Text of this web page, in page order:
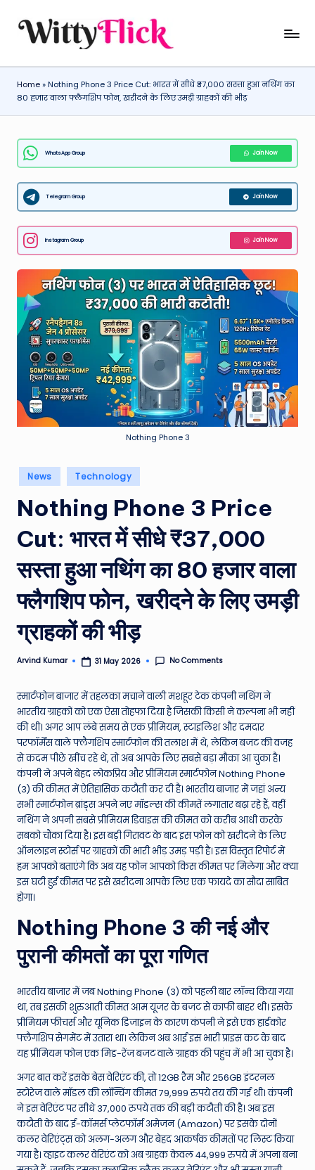
W
it
ty
Fl
ic
k:
L
a
t
e
st
W
e
er
T
e
c
h
M
o
vi
e
e
w
s
A
ro
u
n
d
T
h
e
W
o
rl
d
WittyFlick:
Tech
News
Around
World
Home»Nothing Phone 3 Price Cut: भारत में सीधे ₹37,000 सस्ता हुआ नथिंग का
80 हजार वाला फ्लैगशिप फोन, खरीदने के लिए उमड़ी ग्राहकों की भीड़
WhatsApp Group Join Now
Telegram Group Join Now
Instagram Group Join Now
Nothing Phone 3
Posted
in
News Technology
Nothing Phone 3 Price
Cut: भारत में सीधे ₹37,000
सस्ता हुआ नथिंग का 80 हजार वाला
फ्लैगशिप फोन, खरीदने के लिए उमड़ी
ग्राहकों की भीड़
Posted
Arvind Kumar 31 May 2026 No Comments
स्मार्टफोन बाजार में तहलका मचाने वाली मशहूर टेक कंपनी नथिंग ने
भारतीय ग्राहकों को एक ऐसा तोहफा दिया है जिसकी किसी ने कल्पना भी नहीं
की थी। अगर आप लंबे समय से एक प्रीमियम, स्टाइलिश और दमदार
परफॉर्मेंस वाले फ्लैगशिप स्मार्टफोन की तलाश में थे, लेकिन बजट की वजह
से कदम पीछे खींच रहे थे, तो अब आपके लिए सबसे बड़ा मौका आ चुका है।
कंपनी ने अपने बेहद लोकप्रिय और प्रीमियम स्मार्टफोन Nothing Phone
(3) की कीमत में ऐतिहासिक कटौती कर दी है। भारतीय बाजार में जहां अन्य
सभी स्मार्टफोन ब्रांड्स अपने नए मॉडल्स की कीमतें लगातार बढ़ा रहे हैं, वहीं
नथिंग ने अपनी सबसे प्रीमियम डिवाइस की कीमत को करीब आधी करके
सबको चौंका दिया है। इस बड़ी गिरावट के बाद इस फोन को खरीदने के लिए
ऑनलाइन स्टोर्स पर ग्राहकों की भारी भीड़ उमड़ पड़ी है। इस विस्तृत रिपोर्ट में
हम आपको बताएंगे कि अब यह फोन आपको किस कीमत पर मिलेगा और क्या
इस घटी हुई कीमत पर इसे खरीदना आपके लिए एक फायदे का सौदा साबित
होगा।
Nothing Phone 3 की नई और
पुरानी कीमतों का पूरा गणित
भारतीय बाजार में जब Nothing Phone (3) को पहली बार लॉन्च किया गया
था, तब इसकी शुरुआती कीमत आम यूजर के बजट से काफी बाहर थी। इसके
प्रीमियम फीचर्स और यूनिक डिजाइन के कारण कंपनी ने इसे एक हार्डकोर
फ्लैगशिप सेगमेंट में उतारा था। लेकिन अब आई इस भारी प्राइस कट के बाद
यह प्रीमियम फोन एक मिड-रेंज बजट वाले ग्राहक की पहुंच में भी आ चुका है।
अगर बात करें इसके बेस वेरिएंट की, तो 12GB रैम और 256GB इंटरनल
स्टोरेज वाले मॉडल की लॉन्चिंग कीमत 79,999 रुपये तय की गई थी। कंपनी
ने इस वेरिएंट पर सीधे 37,000 रुपये तक की बड़ी कटौती की है। अब इस
कटौती के बाद ई-कॉमर्स प्लेटफॉर्म अमेजन (Amazon) पर इसके दोनों
कलर वेरिएंट्स को अलग-अलग और बेहद आकर्षक कीमतों पर लिस्ट किया
गया है। व्हाइट कलर वेरिएंट को अब ग्राहक केवल 44,999 रुपये में अपना बना